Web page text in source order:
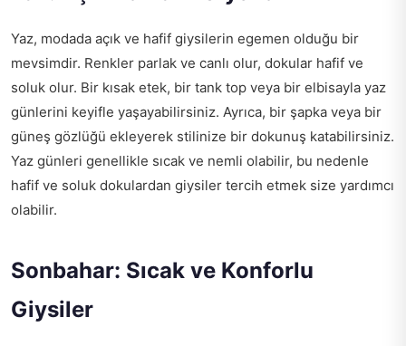
Yaz, modada açık ve hafif giysilerin egemen olduğu bir
mevsimdir. Renkler parlak ve canlı olur, dokular hafif ve
soluk olur. Bir kısak etek, bir tank top veya bir elbisayla yaz
günlerini keyifle yaşayabilirsiniz. Ayrıca, bir şapka veya bir
güneş gözlüğü ekleyerek stilinize bir dokunuş katabilirsiniz.
Yaz günleri genellikle sıcak ve nemli olabilir, bu nedenle
hafif ve soluk dokulardan giysiler tercih etmek size yardımcı
olabilir.
Sonbahar: Sıcak ve Konforlu
Giysiler